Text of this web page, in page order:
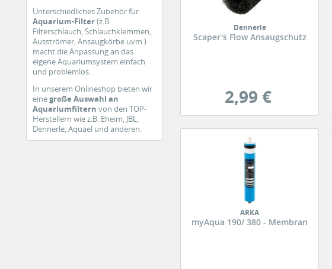
Unterschiedliches Zubehör für
Aquarium-Filter(z.B.
Filterschlauch, Schlauchklemmen,
Ausströmer, Ansaugkörbe uvm.)
macht die Anpassung an das
eigene Aquariumsystem einfach
und problemlos.
In unserem Onlineshop bieten wir
einegroße Auswahl an
Aquariumfiltern von den TOP-
Herstellern wie z.B. Eheim, JBL,
Dennerle, Aquael und anderen.
Dennerle
Scaper's Flow Ansaugschutz
2,99 €
ARKA
myAqua 190/ 380 - Membran